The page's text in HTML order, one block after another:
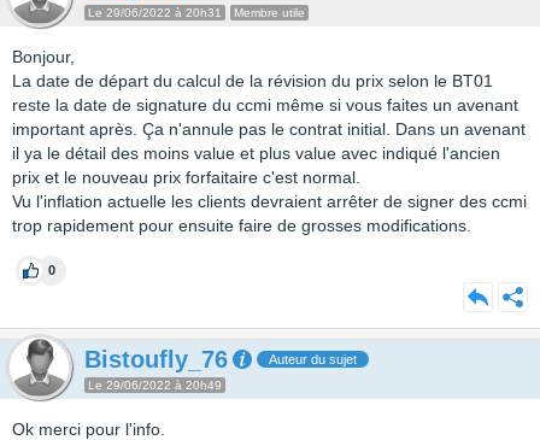
Le 29/06/2022 à 20h31 Membre utile
Bonjour,
La date de départ du calcul de la révision du prix selon le BT01
reste la date de signature du ccmi même si vous faites un avenant
important après. Ça n'annule pas le contrat initial. Dans un avenant
il ya le détail des moins value et plus value avec indiqué l'ancien
prix et le nouveau prix forfaitaire c'est normal.
Vu l'inflation actuelle les clients devraient arrêter de signer des ccmi
trop rapidement pour ensuite faire de grosses modifications.
0
Bistoufly_76 Auteur du sujet
Le 29/06/2022 à 20h49
Ok merci pour l'info.